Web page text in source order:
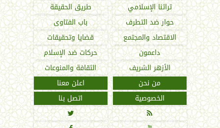
تراثنا الإسلامي
طريق الحقيقة
حوار ضد التطرف
باب الفتاوى
الاقتصاد والمجتمع
قضايا وتحقيقات
داعمون
حركات ضد الإسلام
الأزهر الشريف
الثقافة والمنوعات
من نحن
اعلن معنا
الخصوصية
اتصل بنا

